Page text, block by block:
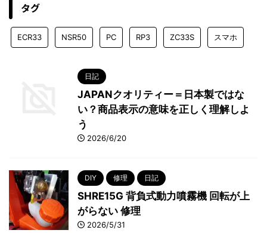
タグ
ECR33 NSR50 PC RP3 ZC33S スマホ
日記
JAPANクオリティー＝日本製ではな
い？商品表示の意味を正しく理解しよ
う
2026/6/20
DIY 修理 日記
SHRE15G 背負式動力噴霧機 回転が上
がらない 修理
2026/5/31